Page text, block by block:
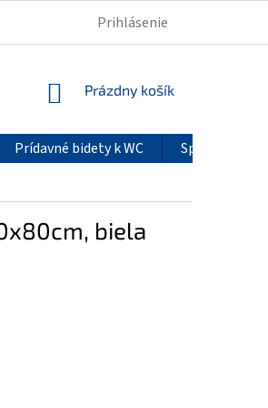
ÚDAJOV REKLAMÁCIE
Prihlásenie
NÁKUPNÝ
Prázdny košík
Prídavné bidety k WC
Sprchové
biela